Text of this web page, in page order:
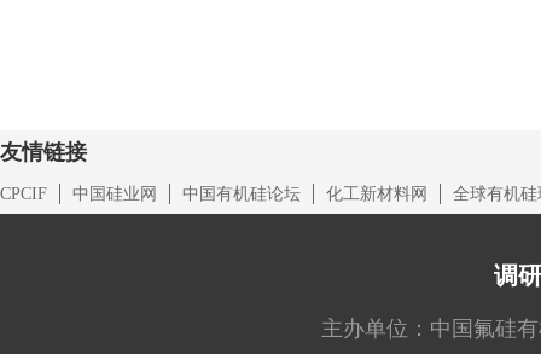
友情链接
CPCIF 中国硅业网 中国有机硅论坛 化工新材料网 全球有机硅
调
主办单位：中国氟硅